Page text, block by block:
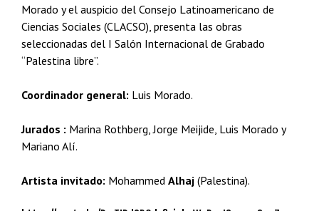
Morado y el auspicio del Consejo Latinoamericano de
Ciencias Sociales (CLACSO), presenta las obras
seleccionadas del I Salón Internacional de Grabado
“Palestina libre”.
Coordinador general: Luis Morado.
Jurados : Marina Rothberg, Jorge Meijide, Luis Morado y
Mariano Alí.
Artista invitado: Mohammed Alhaj (Palestina).